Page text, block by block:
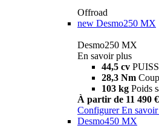
Offroad
new Desmo250 MX
Desmo250 MX
En savoir plus
44,5 cv
28,3 Nm
103 kg Poids
À partir de 11 490 €
Configurer En
Desmo450 MX